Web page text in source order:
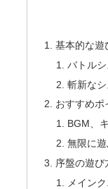
基本的な遊
バトル
斬新な
おすすめポ
BGM、
無限に
序盤の遊び
メイン